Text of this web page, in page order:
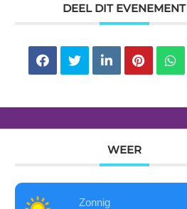
DEEL DIT EVENEMENT
WEER
Zonnig